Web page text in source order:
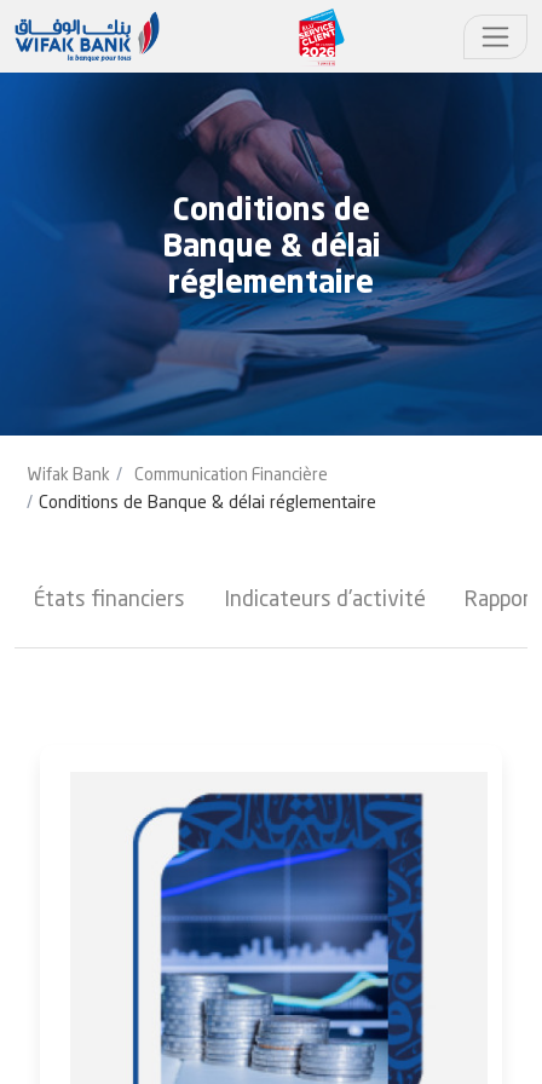
Conditions de
Banque & délai
réglementaire
Wifak Bank
Communication Financière
Conditions de Banque & délai réglementaire
États financiers Indicateurs d'activité